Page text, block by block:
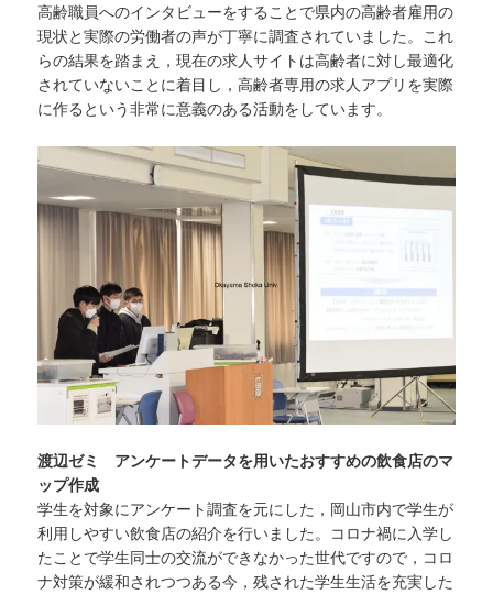
高齢職員へのインタビューをすることで県内の高齢者雇用の
現状と実際の労働者の声が丁寧に調査されていました。これ
らの結果を踏まえ，現在の求人サイトは高齢者に対し最適化
されていないことに着目し，高齢者専用の求人アプリを実際
に作るという非常に意義のある活動をしています。
渡辺ゼミ アンケートデータを用いたおすすめの飲食店のマ
ップ作成
学生を対象にアンケート調査を元にした，岡山市内で学生が
利用しやすい飲食店の紹介を行いました。コロナ禍に入学し
たことで学生同士の交流ができなかった世代ですので，コロ
ナ対策が緩和されつつある今，残された学生生活を充実した